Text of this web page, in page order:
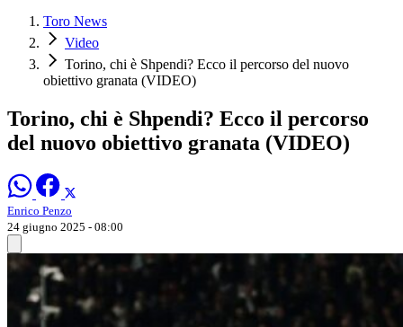
Toro News
Video
Torino, chi è Shpendi? Ecco il percorso del nuovo
obiettivo granata (VIDEO)
Torino, chi è Shpendi? Ecco il percorso
del nuovo obiettivo granata (VIDEO)
Enrico Penzo
24 giugno 2025 - 08:00